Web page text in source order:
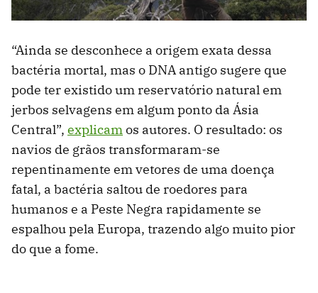
“Ainda se desconhece a origem exata dessa
bactéria mortal, mas o DNA antigo sugere que
pode ter existido um reservatório natural em
jerbos selvagens em algum ponto da Ásia
Central”, explicamos autores. O resultado: os
navios de grãos transformaram-se
repentinamente em vetores de uma doença
fatal, a bactéria saltou de roedores para
humanos e a Peste Negra rapidamente se
espalhou pela Europa, trazendo algo muito pior
do que a fome.